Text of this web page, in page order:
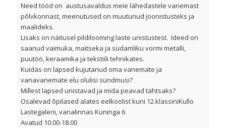
Need tööd on austusavaldus meie lähedastele vanemast
põlvkonnast, meenutused on muutunud joonistusteks ja
maalideks.
Lisaks on näitusel pildilooming laste unistustest. Ideed on
saanud vaimuka, maitseka ja südamliku vormi metalli,
puutöö, keraamika ja tekstiili tehnikates.
Kuidas on lapsed kujutanud oma vanemate ja
vanavanemate elu olulisi sündmusi?
Millest lapsed unistavad ja mida peavad tähtsaks?
Osalevad õpilased alates eelkoolist kuni 12.klassiniKullo
Lastegalerii, vanalinnas Kuninga 6
Avatud 10.00-18.00